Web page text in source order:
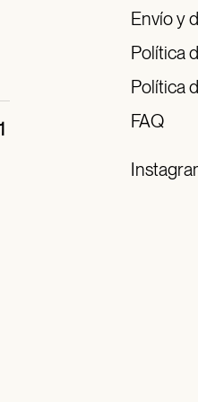
Envío y
Política
Política
FAQ